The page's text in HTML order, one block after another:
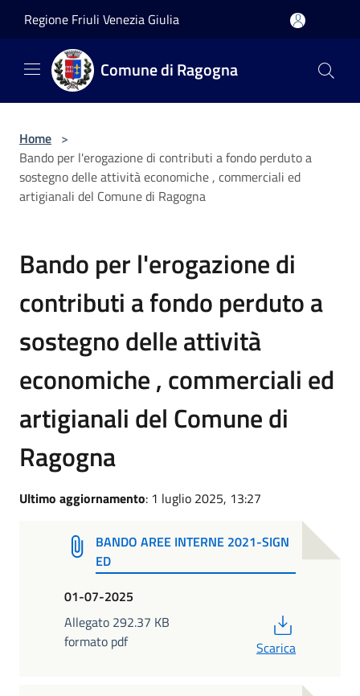
Regione Friuli Venezia Giulia
Comune di Ragogna
Home >
Bando per l'erogazione di contributi a fondo perduto a
sostegno delle attività economiche , commerciali ed
artigianali del Comune di Ragogna
Bando per l'erogazione di
contributi a fondo perduto a
sostegno delle attività
economiche , commerciali ed
artigianali del Comune di
Ragogna
Ultimo aggiornamento: 1 luglio 2025, 13:27
BANDO AREE INTERNE 2021-SIGN
ED
01-07-2025
Allegato 292.37 KB
formato pdf
Scarica